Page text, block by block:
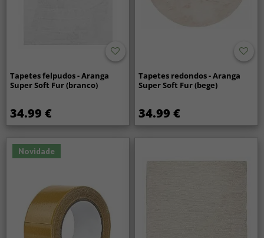
Tapetes felpudos - Aranga
Super Soft Fur (branco)
34.99 €
Tapetes redondos - Aranga
Super Soft Fur (bege)
34.99 €
Novidade